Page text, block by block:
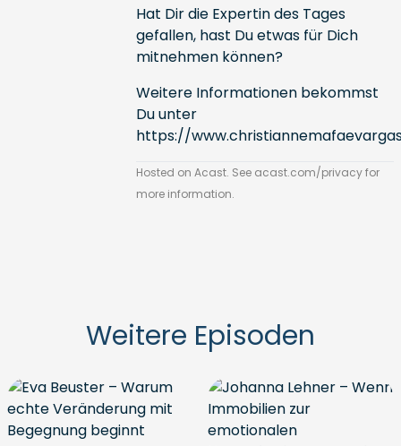
Hat Dir die Expertin des Tages
gefallen, hast Du etwas für Dich
mitnehmen können?
Weitere Informationen bekommst
Du unter
https://
Hosted on Acast. See acast.com/privacyfor
more information.
Weitere Episoden